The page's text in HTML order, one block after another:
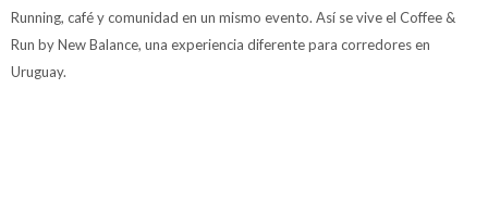
Running, café y comunidad en un mismo evento. Así se vive el Coffee &
Run by New Balance, una experiencia diferente para corredores en
Uruguay.